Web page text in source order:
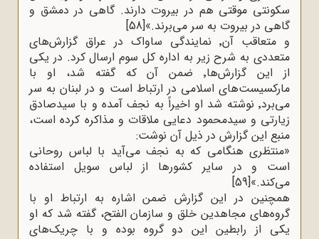
سکونتی موقتی هم در بیروت دارند. گاهی در دمشق و
گاهی در بیروت به سر می‌برند.»[58]
و متعاقب آن٬ نمایندگی ساواک در عراق گزارش‌های
متعددی به شرح زیر به اداره کل سوم ارسال کرد. در یکی
از این گزارش‌ها٬ ضمن آن که گفته شد، او با
مارکسیست‌های اسلامی در ارتباط است و در لبنان به سر
می‌برد٬ نوشته شد او اخیراً به نجف آمده و با سیدصادق
زیارتی و سیدمحمود دعایی ملاقات و مذاکره کرده است،
منبع این گزارش در ذیل آن نوشت:
»منتظری هنگامی که به نجف می‌آید با لباس روحانی
است و در سایر کشورها از لباس سویل استفاده
می‌کند.»[59]
همچنین در این گزارش ضمن اشاره به ارتباط او با
گروه‌های مجاهدین خلق و سازمان الفتح، گفته شد که او
یکی از رابطین این دو گروه بوده و با چریک‌های